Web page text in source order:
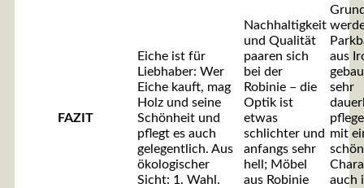
FAZIT
Eiche ist für
Liebhaber: Wer
Eiche kauft, mag
Holz und seine
Schönheit und
pflegt es auch
gelegentlich. Aus
ökologischer
Sicht: 1. Wahl.
Nachhaltigkeit
und Qualität
paaren sich
bei der
Robinie – die
Optik ist
etwas
schlichter und
anfangs sehr
hell; Möbel
aus Robinie
aus
sehr
mit
auch